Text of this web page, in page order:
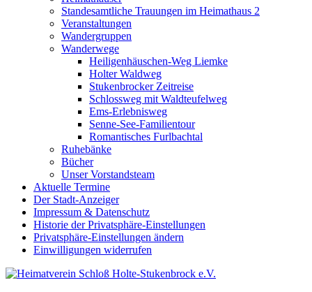
Standesamtliche Trauungen im Heimathaus 2
Veranstaltungen
Wandergruppen
Wanderwege
Heiligenhäuschen-Weg Liemke
Holter Waldweg
Stukenbrocker Zeitreise
Schlossweg mit Waldteufelweg
Ems-Erlebnisweg
Senne-See-Familientour
Romantisches Furlbachtal
Ruhebänke
Bücher
Unser Vorstandsteam
Aktuelle Termine
Der Stadt-Anzeiger
Impressum & Datenschutz
Historie der Privatsphäre-Einstellungen
Privatsphäre-Einstellungen ändern
Einwilligungen widerrufen